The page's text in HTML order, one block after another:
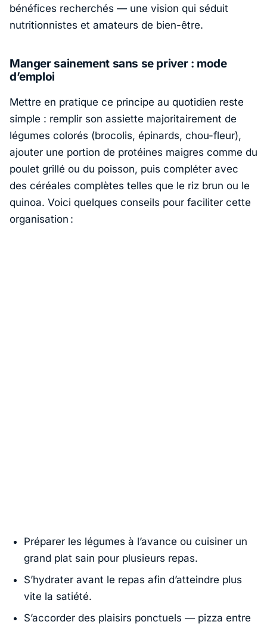
bénéfices recherchés — une vision qui séduit
nutritionnistes et amateurs de bien-être.
Manger sainement sans se priver : mode
d’emploi
Mettre en pratique ce principe au quotidien reste
simple : remplir son assiette majoritairement de
légumes colorés (brocolis, épinards, chou-fleur),
ajouter une portion de protéines maigres comme du
poulet grillé ou du poisson, puis compléter avec
des céréales complètes telles que le riz brun ou le
quinoa. Voici quelques conseils pour faciliter cette
organisation :
Préparer les légumes à l’avance ou cuisiner un
grand plat sain pour plusieurs repas.
S’hydrater avant le repas afin d’atteindre plus
vite la satiété.
S’accorder des plaisirs ponctuels — pizza entre